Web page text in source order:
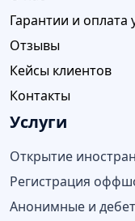
Гарантии и оплата
Отзывы
Кейсы клиентов
Контакты
Услуги
Открытие
Регистрация
Анонимные и